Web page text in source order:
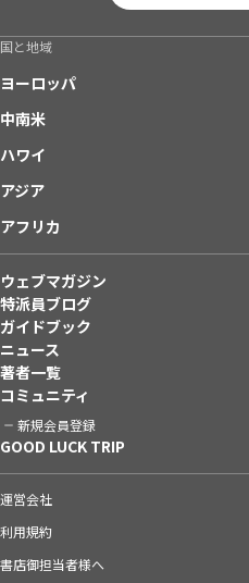
国と地域
ヨーロッパ
中南米
ハワイ
アジア
アフリカ
ウェブマガジン
特派員ブログ
ガイドブック
ニュース
著者一覧
コミュニティ
新規会員登録
GOOD LUCK TRIP
運営会社
利用規約
書店御担当者様へ